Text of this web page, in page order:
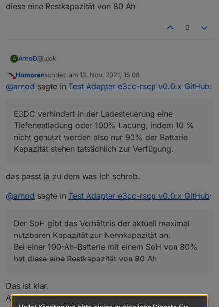
diese eine Restkapazität von 80 Ah
0
A ArnoD@ujok
Ich versuche es mal so zu erklären wie ich es
zumindest verstanden habe.
genutzt werden also nur 90% der Batterie Kapazität
stehen tatsächlich zur Verfügung.
Wenn jetzt im Portal ein SOC von 0% angezeigt wird
(entspricht RSOC) , sind tatsächlich noch z.B 5%
enthalten (entspricht RSOC REAL).
RSOC => SOC/Ladezustand Portal (entspricht 90% der
Nennkapazität beim S10 E PRO / beim S10 E und S10 mini
können es 100% sein je nach Batterie)
RSOC REAL => SOC (entspricht 100% der Nennkapazität)
ASOC => SOH/Alterungszustand (Verhältnis der aktuell
Nicht stören
Homoranschrieb am 13. Nov. 2021, 15:08
zuletzt editiert von
@arnod sagte in Test Adapter e3dc-rscp v0.0.x GitHub:
E3DC verhindert in der Ladesteuerung eine
Tiefenentladung oder 100% Ladung, indem 10 %
nicht genutzt werden also nur 90% der Batterie
Kapazität stehen tatsächlich zur Verfügung.
das passt ja zu dem was ich schrob.
@arnod sagte in Test Adapter e3dc-rscp v0.0.x GitHub:
Der SoH gibt das Verhältnis der aktuell maximal
nutzbaren Kapazität zur Nennkapazität an.
Bei einer 100-Ah-Batterie mit einem SoH von 80%
hat diese eine Restkapazität von 80 Ah
Das ist klar.
Aber die Restkapazität ist nicht vom Alter alleine